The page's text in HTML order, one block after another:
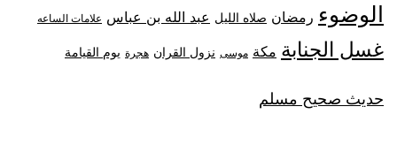
الوضوء رمضان صلاه الليل عبد الله بن عباس علامات الساعه
غسل الجنابة مكة موسى نزول القران هجرة يوم القيامة
حديث صحيح مسلم